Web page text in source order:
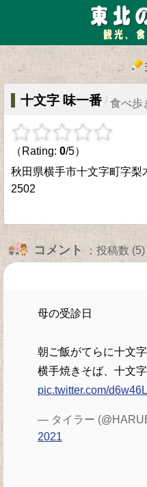
十文字 味一番 / 食べ歩
（Rating: 0/5）
秋田県横手市十文字町字
2502
コメント：投稿数 (5)
母の受診日
朝ご飯がてらに十文
横手焼きそば、十文字
pic.twitter.com/
— タイラー
2021